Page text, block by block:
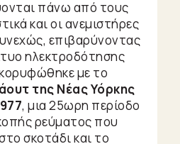
πάνω από τους
και οι ανεμιστήρες
επιβαρύνοντας
ηλεκτροδότησης
με το
της Νέας Υόρκης
, μια 25ωρη περίοδο
ρεύματος που
σκοτάδι και το